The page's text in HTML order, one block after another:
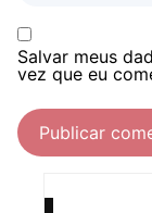
Salvar meus
vez que eu